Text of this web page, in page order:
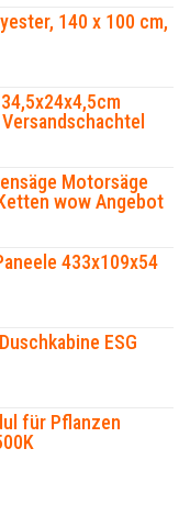
140 x 100 cm,
Motorsäge
wow Angebot
433x109x54
ESG
für Pflanzen